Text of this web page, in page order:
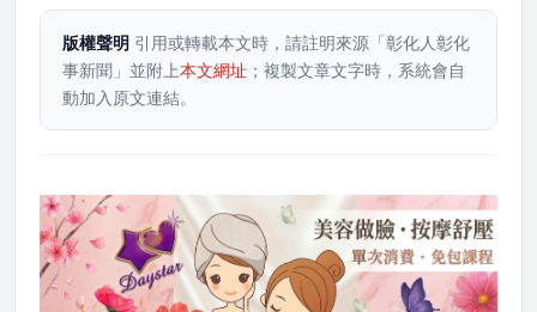
版權聲明 引用或轉載本文時，請註明來源「彰化人彰化
事新聞」並附上本文網址 ；複製文章文字時，系統會自
動加入原文連結。